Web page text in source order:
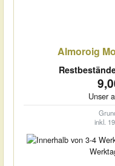
Almoroig
Unser
inkl.